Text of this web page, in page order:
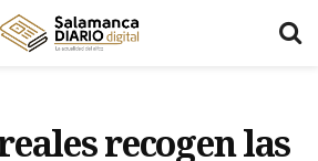
recogen las